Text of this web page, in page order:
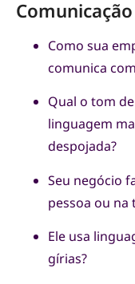
Como sua
comunica
Qual o tom
linguagem
despojada?
Seu negócio
pessoa ou na
Ele usa
gírias?